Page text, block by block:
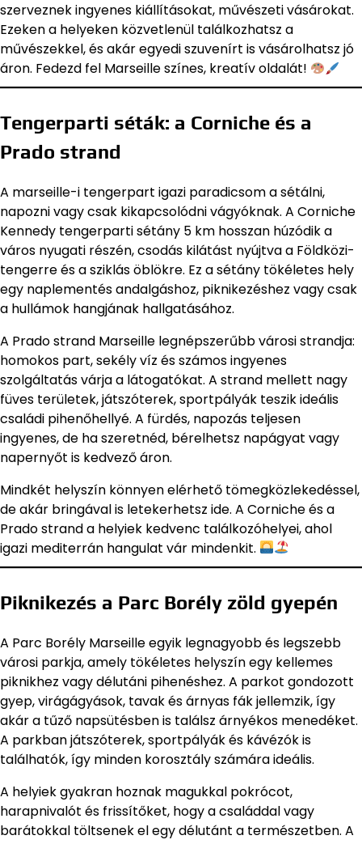
szerveznek ingyenes kiállításokat, művészeti vásárokat.
Ezeken a helyeken közvetlenül találkozhatsz a
művészekkel, és akár egyedi szuvenírt is vásárolhatsz jó
áron. Fedezd fel Marseille színes, kreatív oldalát!
Tengerparti séták: a Corniche és a
Prado strand
A marseille-i tengerpart igazi paradicsom a sétálni,
napozni vagy csak kikapcsolódni vágyóknak. A Corniche
Kennedy tengerparti sétány 5 km hosszan húzódik a
város nyugati részén, csodás kilátást nyújtva a Földközi-
tengerre és a sziklás öblökre. Ez a sétány tökéletes hely
egy naplementés andalgáshoz, piknikezéshez vagy csak
a hullámok hangjának hallgatásához.
A Prado strand Marseille legnépszerűbb városi strandja:
homokos part, sekély víz és számos ingyenes
szolgáltatás várja a látogatókat. A strand mellett nagy
füves területek, játszóterek, sportpályák teszik ideális
családi pihenőhellyé. A fürdés, napozás teljesen
ingyenes, de ha szeretnéd, bérelhetsz napágyat vagy
napernyőt is kedvező áron.
Mindkét helyszín könnyen elérhető tömegközlekedéssel,
de akár bringával is letekerhetsz ide. A Corniche és a
Prado strand a helyiek kedvenc találkozóhelyei, ahol
igazi mediterrán hangulat vár mindenkit.
Piknikezés a Parc Borély zöld gyepén
A Parc Borély Marseille egyik legnagyobb és legszebb
városi parkja, amely tökéletes helyszín egy kellemes
piknikhez vagy délutáni pihenéshez. A parkot gondozott
gyep, virágágyások, tavak és árnyas fák jellemzik, így
akár a tűző napsütésben is találsz árnyékos menedéket.
A parkban játszóterek, sportpályák és kávézók is
találhatók, így minden korosztály számára ideális.
A helyiek gyakran hoznak magukkal pokrócot,
harapnivalót és frissítőket, hogy a családdal vagy
barátokkal töltsenek el egy délutánt a természetben. A